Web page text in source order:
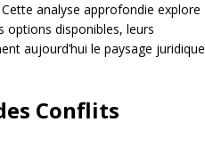
analyse approfondie explore
options disponibles, leurs
aujourd’hui le paysage juridique
Conflits